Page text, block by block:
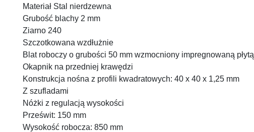
Materiał Stal nierdzewna
Grubość blachy 2 mm
Ziarno 240
Szczotkowana wzdłużnie
Blat roboczy o grubości 50 mm wzmocniony impregnowaną płytą
Okapnik na przedniej krawędzi
Konstrukcja nośna z profili kwadratowych: 40 x 40 x 1,25 mm
Z szufladami
Nóżki z regulacją wysokości
Prześwit: 150 mm
Wysokość robocza: 850 mm